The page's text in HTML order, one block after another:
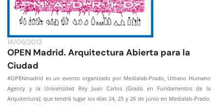
14/06/2013
OPEN Madrid. Arquitectura Abierta para la
Ciudad
#OPENmadrid es un evento organizado por Medialab-Prado, Urbano Humano
Agency y la Universidad Rey Juan Carlos (Grado en Fundamentos de la
Arquitectura); que tendrá lugar los días 24, 25 y 26 de junio en Medialab-Prado.